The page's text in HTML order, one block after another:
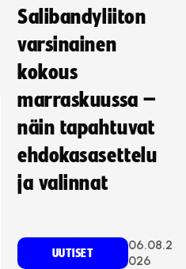
Salibandyliiton
varsinainen
kokous
marraskuussa –
näin tapahtuvat
ehdokasasettelu
ja valinnat
UUTISET
06.08.2
026